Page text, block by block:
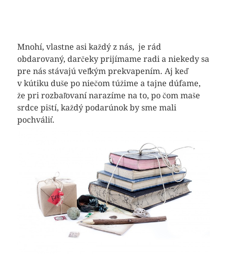
Mnohí, vlastne asi každý z nás, je rád
obdarovaný, darčeky prijímame radi a niekedy sa
pre nás stávajú veľkým prekvapením. Aj keď
v kútiku duše po niečom túžime a tajne dúfame,
že pri rozbaľovaní narazíme na to, po čom maše
srdce piští, každý podarúnok by sme mali
pochváliť.